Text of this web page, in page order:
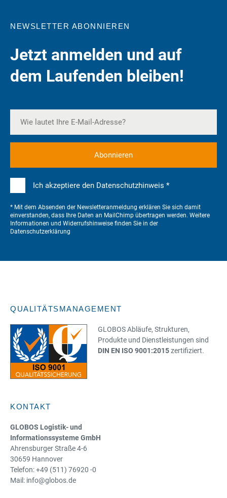
NEWSLETTER ABONNIEREN
Jetzt anmelden und auf
dem Laufenden bleiben!
Ich akzeptiere den Datenschutzhinweis *
* Mit dem Absenden der Newsletteranmeldung erklären Sie sich damit
einverstanden, dass Ihre Daten an MailChimp übertragen werden. Weitere
Informationen und Widerrufshinweise finden Sie in der
Datenschutzerklärung
QUALITÄTSMANAGEMENT
GLOBOS Abläufe, Strukturen,
Produkte und Dienstleistungen sind
DIN EN ISO 9001:2015zertifiziert.
KONTAKT
GLOBOS Logistik- und
Informationssysteme GmbH
Ahrensburger Straße 4-6
30659 Hannover
Telefon: +49 (511) 76920 -0
Mail: info@globos.de